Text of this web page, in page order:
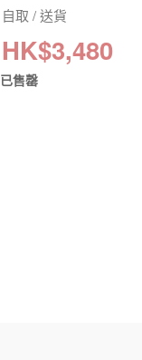
自取 / 送貨
HK$3,480
已售罄